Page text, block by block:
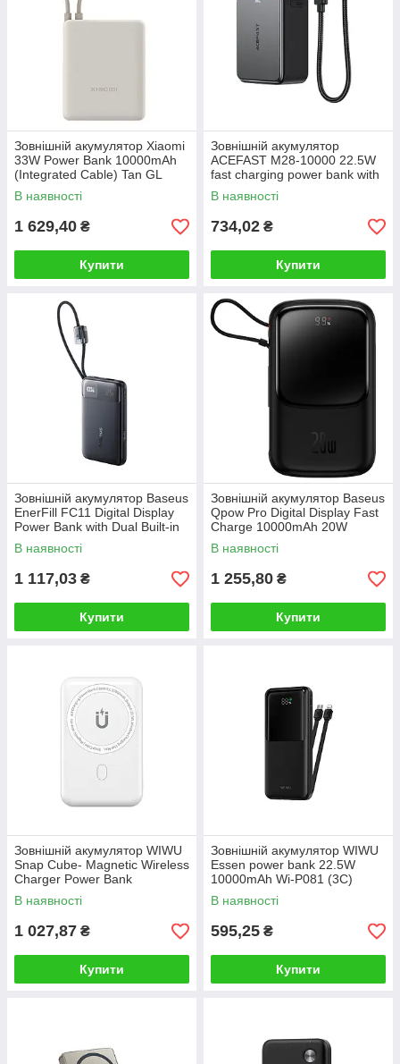
Зовнішній акумулятор Xiaomi
33W Power Bank 10000mAh
(Integrated Cable) Tan GL
В наявності
1 629,40 ₴
Купити
Зовнішній акумулятор
ACEFAST M28-10000 22.5W
fast charging power bank with
cable Black
В наявності
734,02 ₴
Купити
Зовнішній акумулятор Baseus
EnerFill FC11 Digital Display
Power Bank with Dual Built-in
Cables 10000mAh 22.5W
Cosmic Black
В наявності
1 117,03 ₴
Купити
Зовнішній акумулятор Baseus
Qpow Pro Digital Display Fast
Charge 10000mAh 20W
(Type-C cable) Black
В наявності
1 255,80 ₴
Купити
Зовнішній акумулятор WIWU
Snap Cube- Magnetic Wireless
Charger Power Bank
10000mAh SC1000WHT (3C)
White
В наявності
1 027,87 ₴
Купити
Зовнішній акумулятор WIWU
Essen power bank 22.5W
10000mAh Wi-P081 (3C)
Black
В наявності
595,25 ₴
Купити